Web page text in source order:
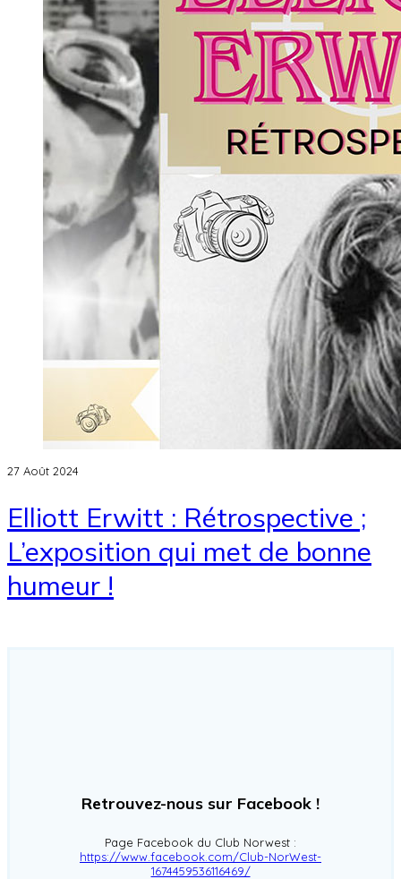
27 Août 2024
Elliott Erwitt : Rétrospective ;
L’exposition qui met de bonne
humeur !
Retrouvez-nous sur Facebook !
Page Facebook du Club Norwest :
https://www.facebook.com/Club-NorWest-
1674459536116469/